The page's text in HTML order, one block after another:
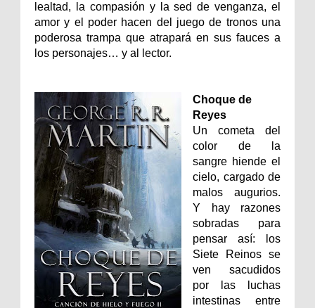
lealtad, la compasión y la sed de venganza, el
amor y el poder hacen del juego de tronos una
poderosa trampa que atrapará en sus fauces a
los personajes… y al lector.
Choque de
Reyes
Un cometa del
color de la
sangre hiende el
cielo, cargado de
malos augurios.
Y hay razones
sobradas para
pensar así: los
Siete Reinos se
ven sacudidos
por las luchas
intestinas entre